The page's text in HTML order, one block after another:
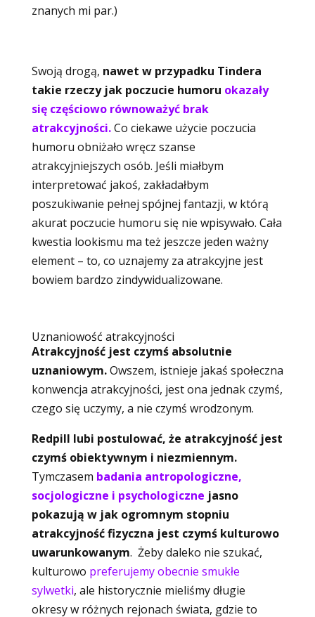
znanych mi par.)
Swoją drogą, nawet w przypadku Tindera
takie rzeczy jak poczucie humoru okazały
się częściowo równoważyć brak
atrakcyjności.Co ciekawe użycie poczucia
humoru obniżało wręcz szanse
atrakcyjniejszych osób. Jeśli miałbym
interpretować jakoś, zakładałbym
poszukiwanie pełnej spójnej fantazji, w którą
akurat poczucie humoru się nie wpisywało. Cała
kwestia lookismu ma też jeszcze jeden ważny
element – to, co uznajemy za atrakcyjne jest
bowiem bardzo zindywidualizowane.
Uznaniowość atrakcyjności
Atrakcyjność jest czymś absolutnie
uznaniowym.Owszem, istnieje jakaś społeczna
konwencja atrakcyjności, jest ona jednak czymś,
czego się uczymy, a nie czymś wrodzonym.
Redpill lubi postulować, że atrakcyjność jest
czymś obiektywnym i niezmiennym.
Tymczasem badania antropologiczne,
socjologiczne i psychologiczne jasno
pokazują w jak ogromnym stopniu
atrakcyjność fizyczna jest czymś kulturowo
uwarunkowanym. Żeby daleko nie szukać,
kulturowo preferujemy obecnie smukłe
sylwetki, ale historycznie mieliśmy długie
okresy w różnych rejonach świata, gdzie to